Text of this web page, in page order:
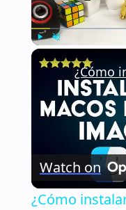
Watch on
¿Cómo